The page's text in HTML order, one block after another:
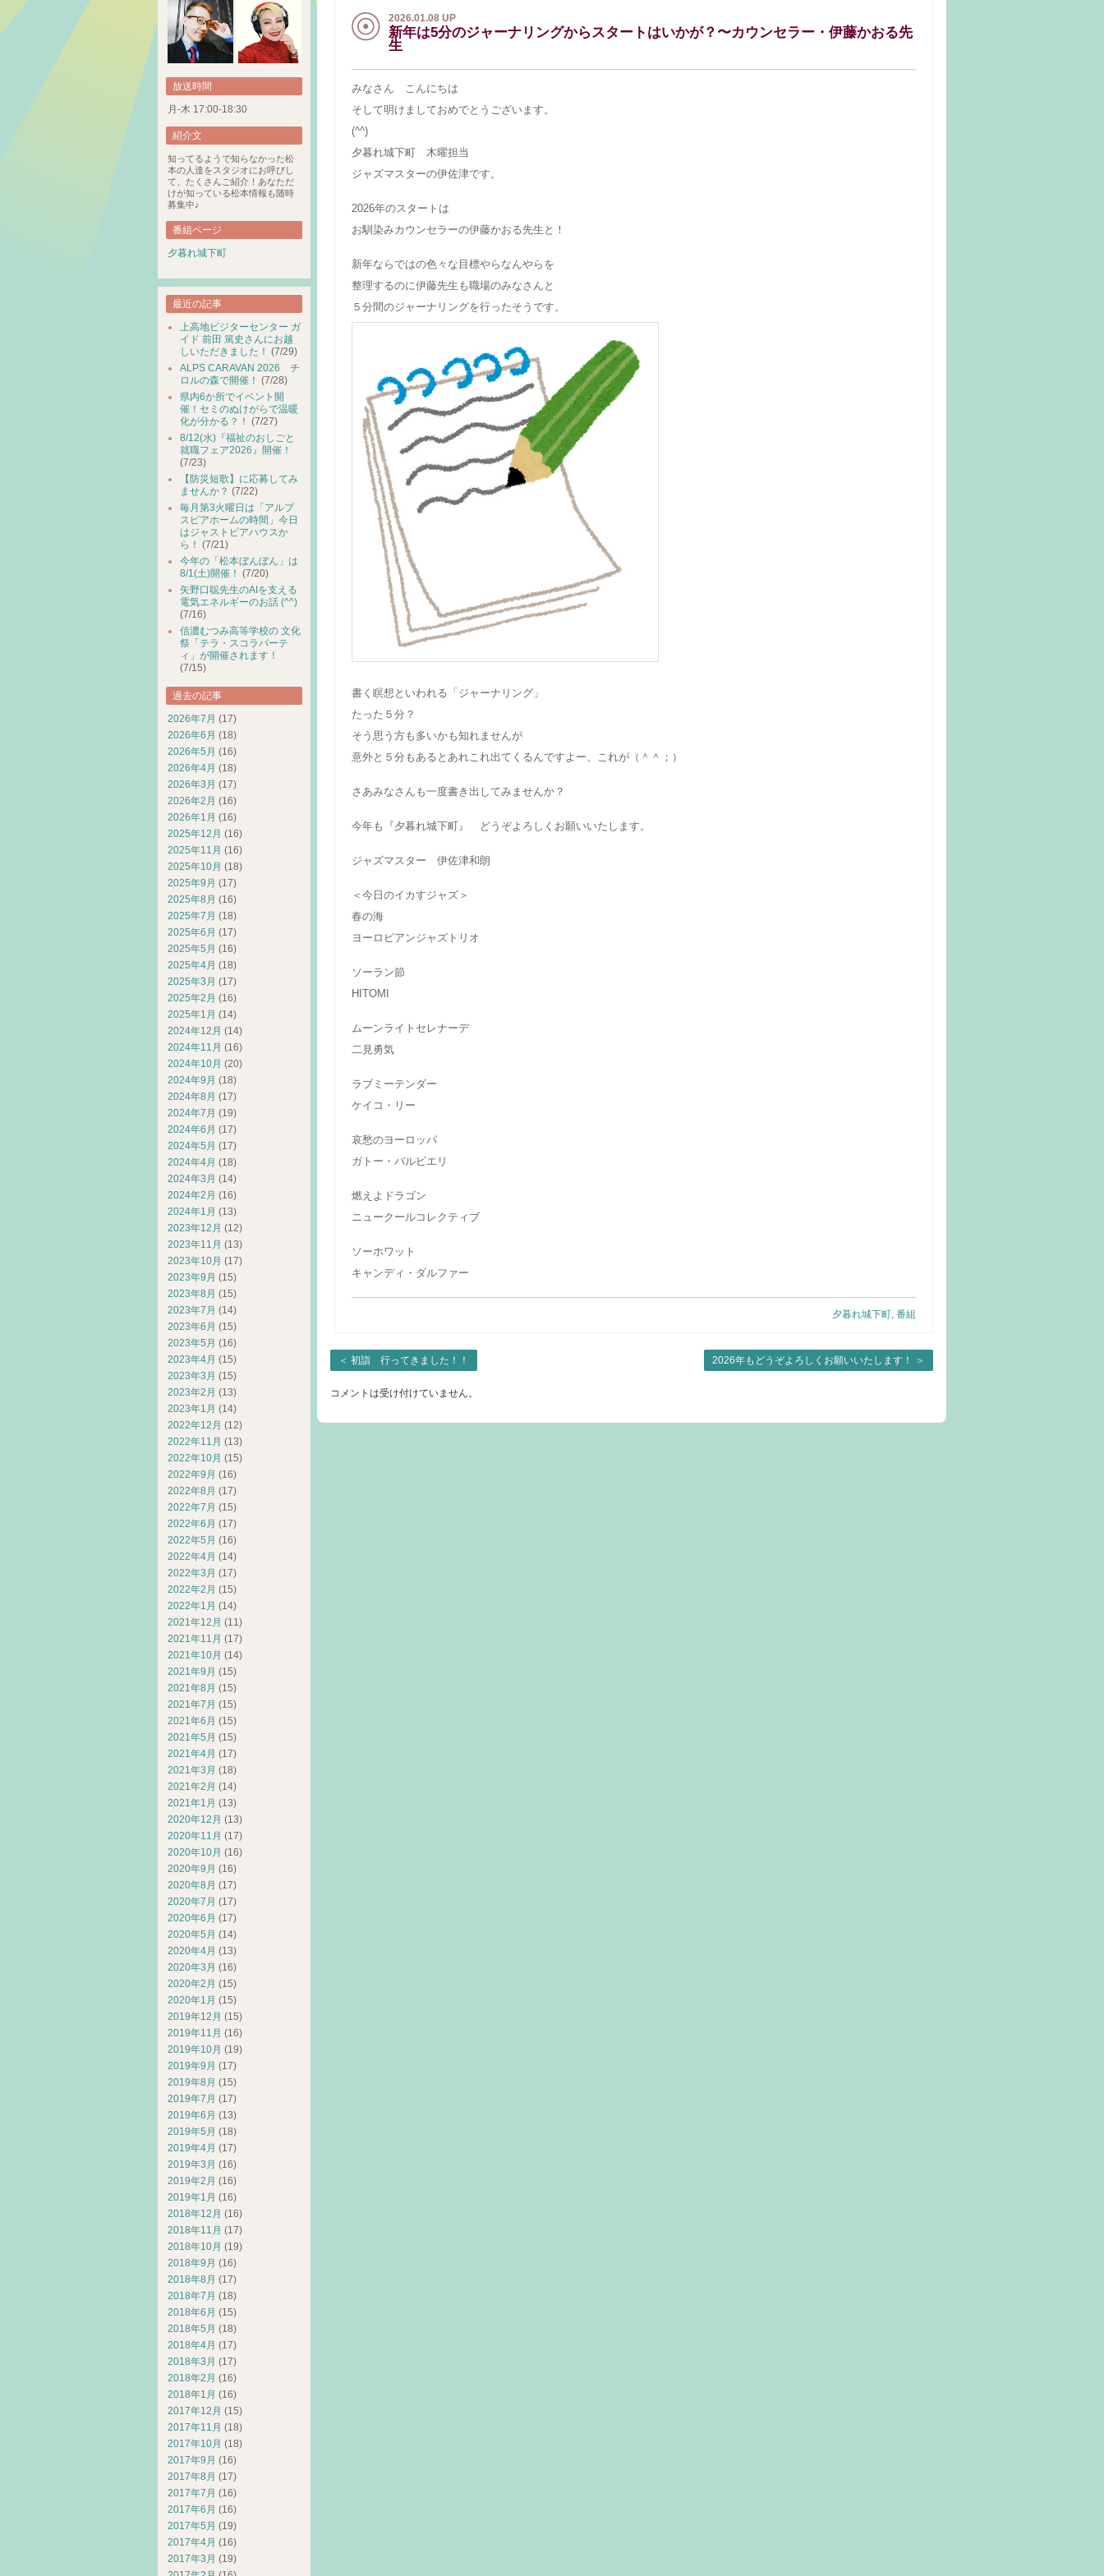
2026.01.08 UP
新年は5分のジャーナリングからスタートはいかが？〜カウンセラー・伊藤かおる先
生
みなさん こんにちは
そして明けましておめでとうございます。
(^^)
夕暮れ城下町 木曜担当
ジャズマスターの伊佐津です。
2026年のスタートは
お馴染みカウンセラーの伊藤かおる先生と！
新年ならではの色々な目標やらなんやらを
整理するのに伊藤先生も職場のみなさんと
５分間のジャーナリングを行ったそうです。
書く瞑想といわれる「ジャーナリング」
たった５分？
そう思う方も多いかも知れませんが
意外と５分もあるとあれこれ出てくるんですよー、これが（＾＾；）
さあみなさんも一度書き出してみませんか？
今年も『夕暮れ城下町』 どうぞよろしくお願いいたします。
ジャズマスター 伊佐津和朗
＜今日のイカすジャズ＞
春の海
ヨーロピアンジャズトリオ
ソーラン節
HITOMI
ムーンライトセレナーデ
二見勇気
ラブミーテンダー
ケイコ・リー
哀愁のヨーロッパ
ガトー・バルビエリ
燃えよドラゴン
ニュークールコレクティブ
ソーホワット
キャンディ・ダルファー
夕暮れ城下町, 番組
＜ 初詣 行ってきました！！ 2026年もどうぞよろしくお願いいたします！ ＞
コメントは受け付けていません。
放送時間
月-木 17:00-18:30
紹介文
知ってるようで知らなかった松
本の人達をスタジオにお呼びし
て、たくさんご紹介！あなただ
けが知っている松本情報も随時
募集中♪
番組ページ
夕暮れ城下町
最近の記事
上高地ビジターセンター ガ
イド 前田 篤史さんにお越
しいただきました！ (7/29)
ALPS CARAVAN 2026 チ
ロルの森で開催！ (7/28)
県内6か所でイベント開
催！セミのぬけがらで温暖
化が分かる？！ (7/27)
8/12(水)『福祉のおしごと
就職フェア2026』開催！
(7/23)
【防災短歌】に応募してみ
ませんか？ (7/22)
毎月第3火曜日は「アルプ
スピアホームの時間」今日
はジャストピアハウスか
ら！ (7/21)
今年の「松本ぼんぼん」は
8/1(土)開催！ (7/20)
矢野口聡先生のAIを支える
電気エネルギーのお話 (^^)
(7/16)
信濃むつみ高等学校の 文化
祭「テラ・スコラパーテ
ィ」が開催されます！
(7/15)
過去の記事
2026年7月 (17)
2026年6月 (18)
2026年5月 (16)
2026年4月 (18)
2026年3月 (17)
2026年2月 (16)
2026年1月 (16)
2025年12月 (16)
2025年11月 (16)
2025年10月 (18)
2025年9月 (17)
2025年8月 (16)
2025年7月 (18)
2025年6月 (17)
2025年5月 (16)
2025年4月 (18)
2025年3月 (17)
2025年2月 (16)
2025年1月 (14)
2024年12月 (14)
2024年11月 (16)
2024年10月 (20)
2024年9月 (18)
2024年8月 (17)
2024年7月 (19)
2024年6月 (17)
2024年5月 (17)
2024年4月 (18)
2024年3月 (14)
2024年2月 (16)
2024年1月 (13)
2023年12月 (12)
2023年11月 (13)
2023年10月 (17)
2023年9月 (15)
2023年8月 (15)
2023年7月 (14)
2023年6月 (15)
2023年5月 (16)
2023年4月 (15)
2023年3月 (15)
2023年2月 (13)
2023年1月 (14)
2022年12月 (12)
2022年11月 (13)
2022年10月 (15)
2022年9月 (16)
2022年8月 (17)
2022年7月 (15)
2022年6月 (17)
2022年5月 (16)
2022年4月 (14)
2022年3月 (17)
2022年2月 (15)
2022年1月 (14)
2021年12月 (11)
2021年11月 (17)
2021年10月 (14)
2021年9月 (15)
2021年8月 (15)
2021年7月 (15)
2021年6月 (15)
2021年5月 (15)
2021年4月 (17)
2021年3月 (18)
2021年2月 (14)
2021年1月 (13)
2020年12月 (13)
2020年11月 (17)
2020年10月 (16)
2020年9月 (16)
2020年8月 (17)
2020年7月 (17)
2020年6月 (17)
2020年5月 (14)
2020年4月 (13)
2020年3月 (16)
2020年2月 (15)
2020年1月 (15)
2019年12月 (15)
2019年11月 (16)
2019年10月 (19)
2019年9月 (17)
2019年8月 (15)
2019年7月 (17)
2019年6月 (13)
2019年5月 (18)
2019年4月 (17)
2019年3月 (16)
2019年2月 (16)
2019年1月 (16)
2018年12月 (16)
2018年11月 (17)
2018年10月 (19)
2018年9月 (16)
2018年8月 (17)
2018年7月 (18)
2018年6月 (15)
2018年5月 (18)
2018年4月 (17)
2018年3月 (17)
2018年2月 (16)
2018年1月 (16)
2017年12月 (15)
2017年11月 (18)
2017年10月 (18)
2017年9月 (16)
2017年8月 (17)
2017年7月 (16)
2017年6月 (16)
2017年5月 (19)
2017年4月 (16)
2017年3月 (19)